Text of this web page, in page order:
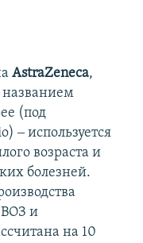
AstraZeneca,
названием
(под
‒ используется
возраста и
болезней.
и
на 10